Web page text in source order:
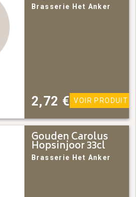
Brasserie Het Anker
2,72 € VOIR PRODUIT
Gouden Carolus
Hopsinjoor 33cl
Brasserie Het Anker